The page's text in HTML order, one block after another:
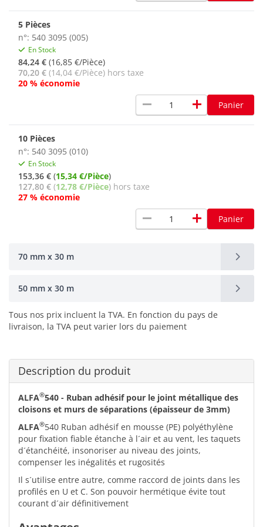
5 Pièces
n°: 540 3095 (005)
En Stock
84,24 € (16,85 €/Pièce)
70,20 € (14,04 €/Pièce) hors taxe
20 % économie
remove add Panier
10 Pièces
n°: 540 3095 (010)
En Stock
153,36 € (15,34 €/Pièce)
127,80 € (12,78 €/Pièce) hors taxe
27 % économie
remove add Panier
70 mm x 30 m
50 mm x 30 m
Tous nos prix incluent la TVA. En fonction du pays de
livraison, la TVA peut varier lors du paiement
Description du produit
ALFA®540 - Ruban adhésif pour le joint métallique des
cloisons et murs de séparations (épaisseur de 3mm)
ALFA®540 Ruban adhésif en mousse (PE) polyéthylène
pour fixation fiable étanche à l´air et au vent, les taquets
d´étanchéité, insonoriser au niveau des joints,
compenser les inégalités et rugosités
Il s´utilise entre autre, comme raccord de joints dans les
profilés en U et C. Son pouvoir hermétique évite tout
courant d´air définitivement